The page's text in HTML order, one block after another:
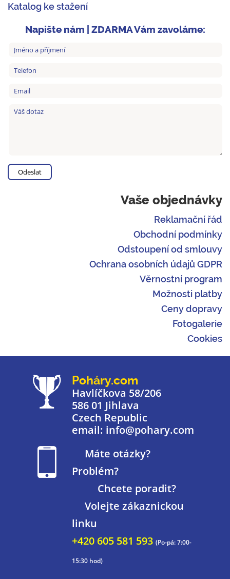
Katalog ke stažení
Napište nám | ZDARMA Vám zavoláme:
Vaše objednávky
Reklamační řád
Obchodní podmínky
Odstoupení od smlouvy
Ochrana osobních údajů GDPR
Věrnostní program
Možnosti platby
Ceny dopravy
Fotogalerie
Cookies
Poháry.com
Havlíčkova 58/206
586 01 Jihlava
Czech Republic
email: info@pohary.com
Máte otázky?
Problém?
Chcete poradit?
Volejte zákaznickou
linku
+420 605 581 593 (Po-pá: 7:00-
15:30 hod)